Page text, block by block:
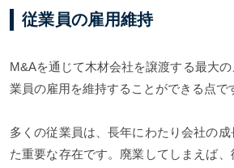
従業員の雇用維持
M&Aを通じて木材会社を譲渡する最大
業員の雇用を維持することができる点で
多くの従業員は、長年にわたり会社の
た重要な存在です。廃業してしまえば